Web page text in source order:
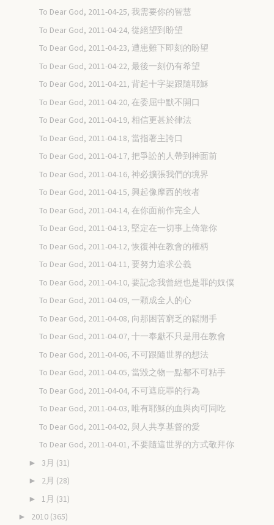
To Dear God, 2011-04-25, 我需要你的智慧
To Dear God, 2011-04-24, 從絕望到盼望
To Dear God, 2011-04-23, 遭患難下即刻的盼望
To Dear God, 2011-04-22, 最後一刻仍有希望
To Dear God, 2011-04-21, 背起十字架跟隨耶穌
To Dear God, 2011-04-20, 在委屈中默不開口
To Dear God, 2011-04-19, 相信更甚於律法
To Dear God, 2011-04-18, 當指著主誇口
To Dear God, 2011-04-17, 把爭訟的人帶到神面前
To Dear God, 2011-04-16, 神必擴張我們的境界
To Dear God, 2011-04-15, 興起像摩西的牧者
To Dear God, 2011-04-14, 在你面前作完全人
To Dear God, 2011-04-13, 堅定在一切事上倚靠你
To Dear God, 2011-04-12, 恢復神在教會的權柄
To Dear God, 2011-04-11, 要努力追求公義
To Dear God, 2011-04-10, 要記念我曾經也是罪的奴僕
To Dear God, 2011-04-09, 一顆成全人的心
To Dear God, 2011-04-08, 向那困苦窮乏的鬆開手
To Dear God, 2011-04-07, 十一奉獻不只是用在教會
To Dear God, 2011-04-06, 不可跟隨世界的想法
To Dear God, 2011-04-05, 當毀之物一點都不可粘手
To Dear God, 2011-04-04, 不可遮庇罪的行為
To Dear God, 2011-04-03, 唯有耶穌的血與肉可同吃
To Dear God, 2011-04-02, 與人共享基督的愛
To Dear God, 2011-04-01, 不要隨這世界的方式敬拜你
► 3月 (31)
► 2月 (28)
► 1月 (31)
► 2010 (365)